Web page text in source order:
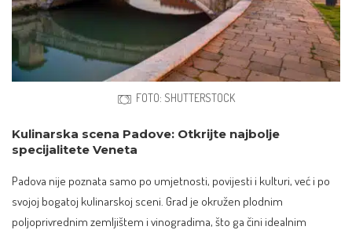
FOTO: SHUTTERSTOCK
Kulinarska scena Padove: Otkrijte najbolje
specijalitete Veneta
Padova nije poznata samo po umjetnosti, povijesti i kulturi, već i po
svojoj bogatoj kulinarskoj sceni. Grad je okružen plodnim
poljoprivrednim zemljištem i vinogradima, što ga čini idealnim